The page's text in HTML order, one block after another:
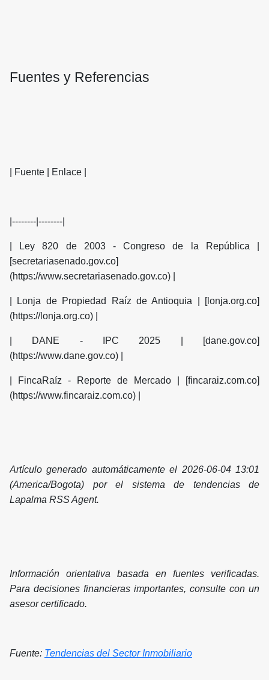
Fuentes y Referencias
| Fuente | Enlace |
|--------|--------|
| Ley 820 de 2003 - Congreso de la República |
[secretariasenado.gov.co]
(https://www.secretariasenado.gov.co) |
| Lonja de Propiedad Raíz de Antioquia | [lonja.org.co]
(https://lonja.org.co) |
| DANE - IPC 2025 | [dane.gov.co]
(https://www.dane.gov.co) |
| FincaRaíz - Reporte de Mercado | [fincaraiz.com.co]
(https://www.fincaraiz.com.co) |
Artículo generado automáticamente el 2026-06-04 13:01
(America/Bogota) por el sistema de tendencias de
Lapalma RSS Agent.
Información orientativa basada en fuentes verificadas.
Para decisiones financieras importantes, consulte con un
asesor certificado.
Fuente: Tendencias del Sector Inmobiliario